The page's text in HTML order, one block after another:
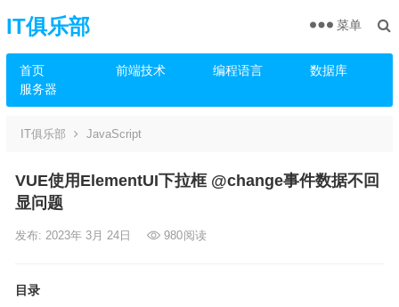
IT俱乐部
首页 前端技术 编程语言
数据库
服务器
菜单
IT俱乐部 JavaScript
VUE使用ElementUI下拉框 @change事件数据不回
显问题
发布: 2023年 3月 24日 980阅读
目录